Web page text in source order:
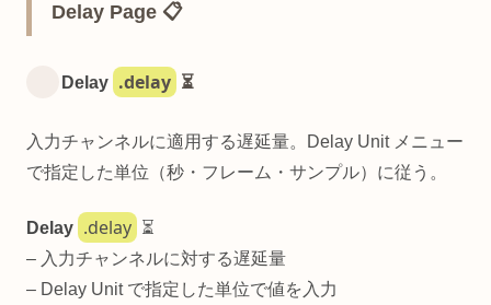
Delay Page 📋
Delay .delay ⏳
入力チャンネルに適用する遅延量。Delay Unit メニュー
で指定した単位（秒・フレーム・サンプル）に従う。
Delay .delay
⏳
– 入力チャンネルに対する遅延量
– Delay Unit で指定した単位で値を入力